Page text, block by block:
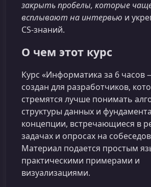
закрыть пробелы, которые
всплывают на интервью и
CS‑знаний.
О чем этот курс
Курс «Информатика за 6 часов
создан для разработчиков,
стремятся лучше понимать
структуры данных и
концепции, встречающиеся в
задачах и опросах на
Материал подается простым
практическими примерами и
визуализациями.